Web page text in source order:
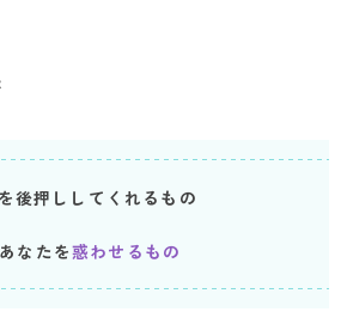
後押ししてくれるもの
あなたを惑わせるもの